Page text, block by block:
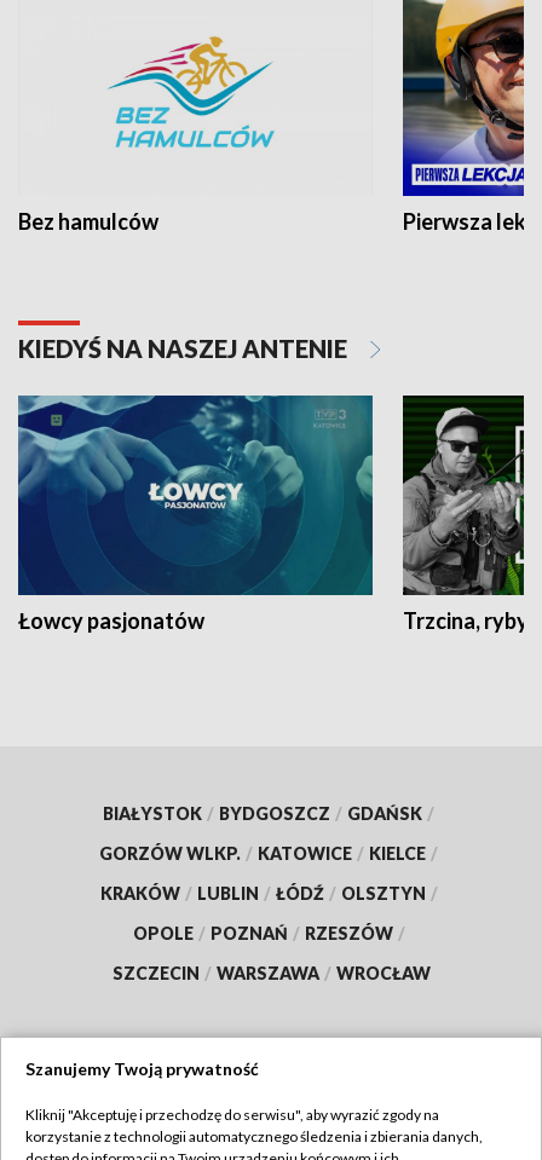
Bez hamulców Pierwsza
KIEDYŚ NA NASZEJ ANTENIE
Łowcy pasjonatów Trzcina, ryby
BIAŁYSTOK / BYDGOSZCZ / GDAŃSK /
GORZÓW WLKP. / KATOWICE / KIELCE /
KRAKÓW / LUBLIN / ŁÓDŹ / OLSZTYN /
OPOLE / POZNAŃ / RZESZÓW /
SZCZECIN / WARSZAWA / WROCŁAW
TVP
Szanujemy Twoją prywatność
Kliknij "Akceptuję i przechodzę do serwisu", aby wyrazić zgody na
korzystanie z technologii automatycznego śledzenia i zbierania danych,